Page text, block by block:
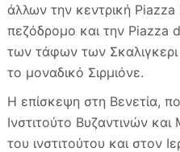
άλλων την κεντρική Piazza
πεζόδρομο και την Piazza
των τάφων των
το μοναδικό Σιρμιόνε.
Η επίσκεψη στη Βενετία,
Ινστιτούτο Βυζαντινών
του ινστιτούτου και στον